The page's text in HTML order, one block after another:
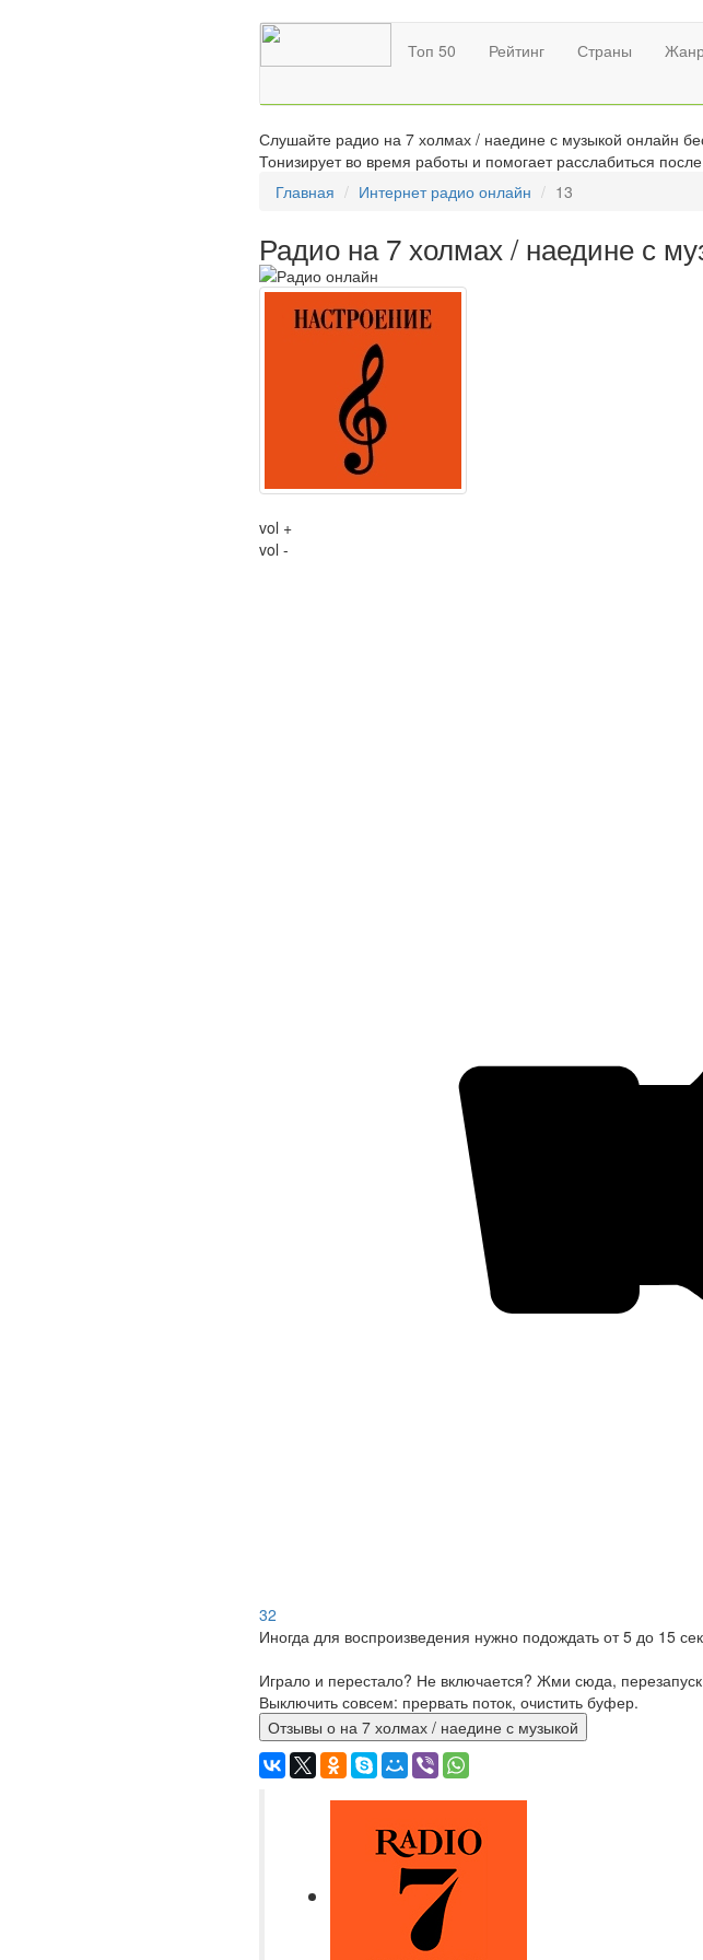
Топ 50 Рейтинг Страны
Слушайте радио на 7 холмах / наедине с музыкой онлайн
Тонизирует во время работы и помогает расслабиться
Главная
Интернет радио онлайн 13
Радио на 7 холмах / наедине с
vol +
vol -
32
Иногда для воспроизведения нужно подождать от 5 до 15
Играло и перестало? Не включается? Жми сюда,
Выключить совсем: прервать поток, очистить буфер.
Отзывы о на 7 холмах / наедине с музыкой